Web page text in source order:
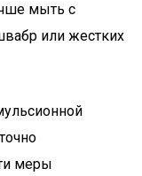
мыть с
или жестких
меры